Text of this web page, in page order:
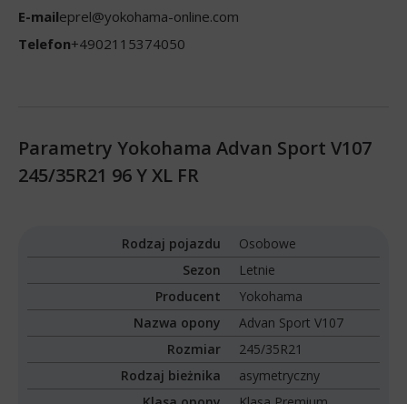
E-maileprel@yokohama-online.com
Telefon+4902115374050
Parametry Yokohama Advan Sport V107
245/35R21 96 Y XL FR
Rodzaj pojazdu
Osobowe
Sezon
Letnie
Producent
Yokohama
Nazwa opony
Advan Sport V107
Rozmiar
245/35R21
Rodzaj bieżnika
asymetryczny